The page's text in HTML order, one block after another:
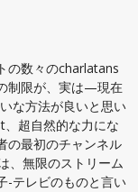
の数々のcharlatans
制限が、実は—現在
な方法が良いと思い
超自然的な力にな
の最初のチャンネル
、無限のストリーム
-テレビのものと言い